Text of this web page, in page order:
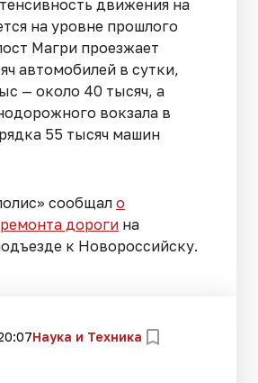
движения на
на уровне прошлого
Магри проезжает
автомобилей в сутки,
— около 40 тысяч, а
вокзала в
55 тысяч машин
сообщал о
дороги на
к Новороссийску.
Наука и Техника